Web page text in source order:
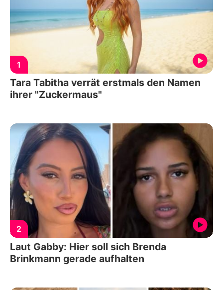
1
Tara Tabitha verrät erstmals den Namen
ihrer "Zuckermaus"
2
Laut Gabby: Hier soll sich Brenda
Brinkmann gerade aufhalten